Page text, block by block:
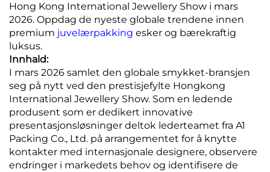
Hong Kong International Jewellery Show i mars
2026. Oppdag de nyeste globale trendene innen
premium juvelærpakking esker og bærekraftig
luksus.
Innhald:
I mars 2026 samlet den globale smykket-bransjen
seg på nytt ved den prestisjefylte Hongkong
International Jewellery Show. Som en ledende
produsent som er dedikert innovative
presentasjonsløsninger deltok lederteamet fra A1
Packing Co., Ltd. på arrangementet for å knytte
kontakter med internasjonale designere, observere
endringer i markedets behov og identifisere de